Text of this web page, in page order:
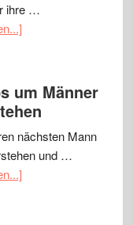
ihre …
um Männer
nächsten Mann
und …